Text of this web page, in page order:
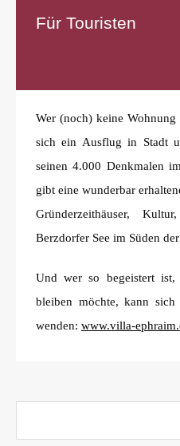
Für Touristen
Wer (noch) keine
sich ein Ausflug in Stadt
seinen 4.000 Denkmalen
gibt eine wunderbar
Gründerzeithäuser,
Berzdorfer See im Süden
Und wer so begeistert
bleiben möchte, kann
wenden: www.villa-